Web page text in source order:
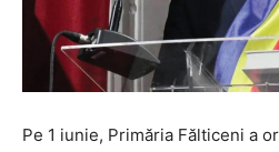
Pe 1 iunie, Primăria Fălticeni a